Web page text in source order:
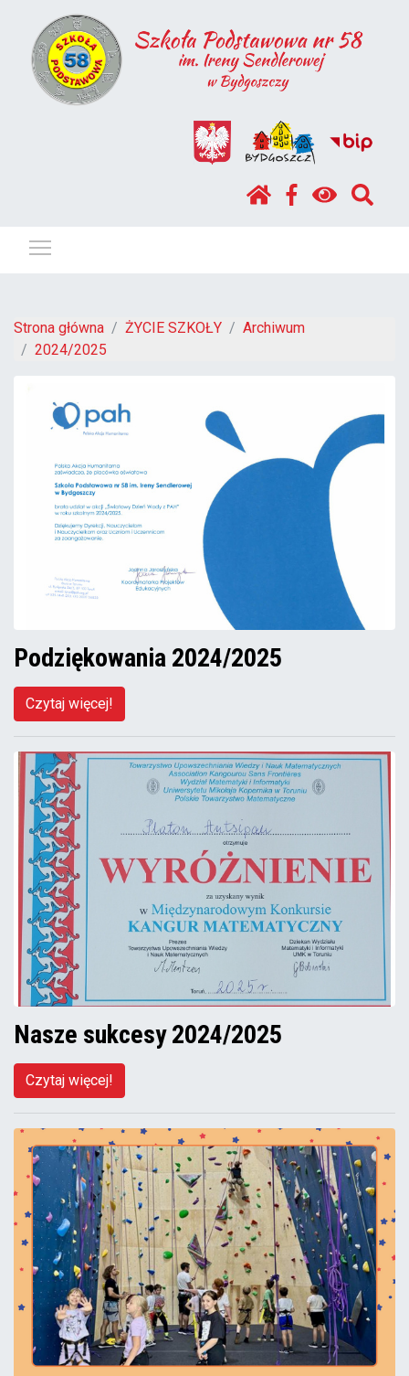
Strona główna ŻYCIE SZKOŁY
Archiwum
2024/2025
Podziękowania 2024/2025
Czytaj więcej!
Nasze sukcesy 2024/2025
Czytaj więcej!